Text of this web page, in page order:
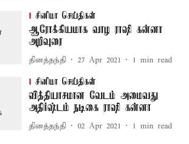
சினிமா செய்திகள்
ஆரோக்கியமாக வாழ ராஷி கன்னா
அறிவுரை
தினத்தந்தி 27 Apr 2021 1 min read
சினிமா செய்திகள்
வித்தியாசமான வேடம் அமைவது
அதிர்ஷ்டம் நடிகை ராஷி கன்னா
தினத்தந்தி 02 Apr 2021 1 min read